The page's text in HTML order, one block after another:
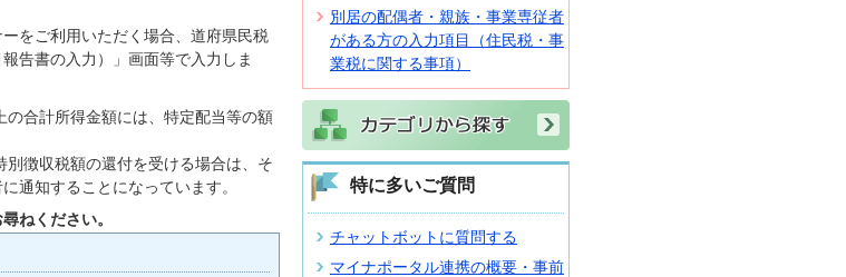
をご利用いただく場合、道府県民税
告書の入力）」画面等で入力しま
合計所得金額には、特定配当等の額
徴収税額の還付を受ける場合は、そ
通知することになっています。
ねください。
別居の配偶者・親族・事業専従者
がある方の入力項目（住民税・事
業税に関する事項）
特に多いご質問
チャットボットに質問する
マイナポータル連携の概要・事前